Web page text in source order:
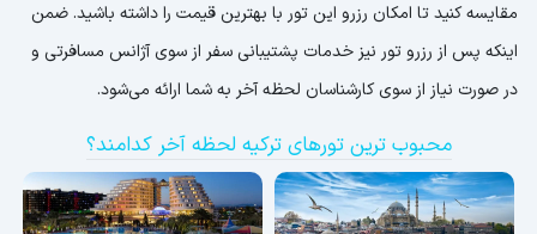
مقایسه کنید تا امکان رزرو این تور با بهترین قیمت را داشته باشید. ضمن
اینکه پس از رزرو تور نیز خدمات پشتیبانی سفر از سوی آژانس مسافرتی و
در صورت نیاز از سوی کارشناسان لحظه آخر به شما ارائه می‌شود.
محبوب ترین تورهای ترکیه لحظه آخر کدامند؟